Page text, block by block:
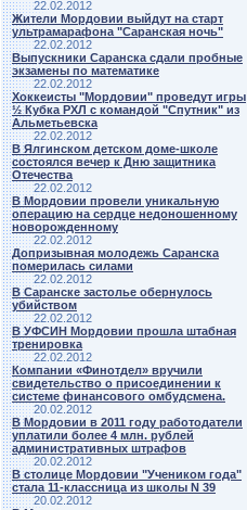
22.02.2012
Жители Мордовии выйдут на старт
ультрамарафона "Саранская ночь"
22.02.2012
Выпускники Саранска сдали пробные
экзамены по математике
22.02.2012
Хоккеисты "Мордовии" проведут игры
½ Кубка РХЛ с командой "Спутник" из
Альметьевска
22.02.2012
В Ялгинском детском доме-школе
состоялся вечер к Дню защитника
Отечества
22.02.2012
В Мордовии провели уникальную
операцию на сердце недоношенному
новорожденному
22.02.2012
Допризывная молодежь Саранска
померилась силами
22.02.2012
В Саранске застолье обернулось
убийством
22.02.2012
В УФСИН Мордовии прошла штабная
тренировка
22.02.2012
Компании «Финотдел» вручили
свидетельство о присоединении к
системе финансового омбудсмена.
20.02.2012
В Мордовии в 2011 году работодатели
уплатили более 4 млн. рублей
административных штрафов
20.02.2012
В столице Мордовии "Учеником года"
стала 11-классница из школы N 39
20.02.2012